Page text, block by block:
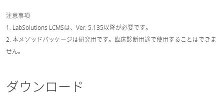
注意事項
1. LabSolutions LCMSは、Ver. 5.135以降が必要です。
2. 本メソッドパッケージは研究用です。臨床診断用途で使用することはできま
せん。
ダウンロード